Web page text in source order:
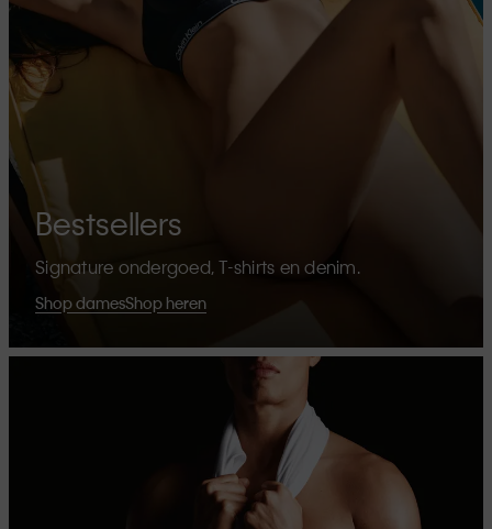
Bestsellers
Signature ondergoed, T-shirts en denim.
Shop damesShop heren